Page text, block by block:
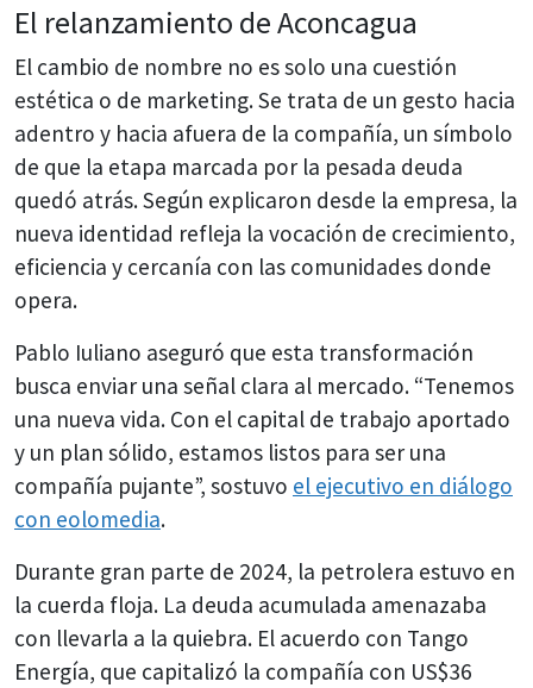
El relanzamiento de Aconcagua
El cambio de nombre no es solo una cuestión
estética o de marketing. Se trata de un gesto hacia
adentro y hacia afuera de la compañía, un símbolo
de que la etapa marcada por la pesada deuda
quedó atrás. Según explicaron desde la empresa, la
nueva identidad refleja la vocación de crecimiento,
eficiencia y cercanía con las comunidades donde
opera.
Pablo Iuliano aseguró que esta transformación
busca enviar una señal clara al mercado. “Tenemos
una nueva vida. Con el capital de trabajo aportado
y un plan sólido, estamos listos para ser una
compañía pujante”, sostuvo el ejecutivo en diálogo
con eolomedia.
Durante gran parte de 2024, la petrolera estuvo en
la cuerda floja. La deuda acumulada amenazaba
con llevarla a la quiebra. El acuerdo con Tango
Energía, que capitalizó la compañía con US$36